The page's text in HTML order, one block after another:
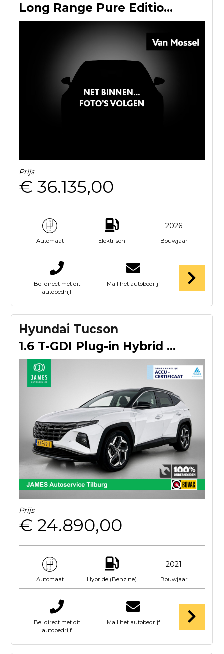
Long Range Pure Edition 64.8 kWh | Uit Voorraad Leverbaar |
Prijs
€ 36.135,00
Automaat Elektrisch
2026
Bouwjaar
Bel direct met dit
autobedrijf
Mail het autobedrijf
Hyundai Tucson
1.6 T-GDI Plug-in Hybrid 4WD CAMERA | NAVI & CARPLAY | KEY-L
Prijs
€ 24.890,00
Automaat Hybride (Benzine)
2021
Bouwjaar
Bel direct met dit
autobedrijf
Mail het autobedrijf